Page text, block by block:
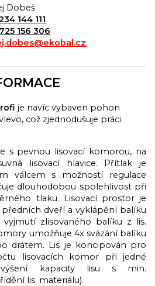
Dobeš
144 111
156 306
je navíc vybaven pohon
což zjednodušuje práci
s pevnou lisovací komorou, na
lisovací hlavice. Přítlak je
válcem s možností regulace
dlouhodobou spolehlivost při
tlaku. Lisovací prostor je
dveří a vyklápění balíku
vyjmutí zlisovaného balíku z lis.
umožňuje 4x svázání balíku
drátem. Lis je koncipován pro
lisovacích komor při jedné
kapacity lisu s min.
lis. materiálu).